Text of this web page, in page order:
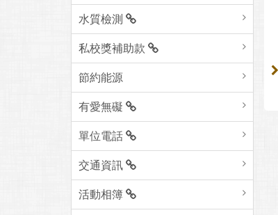
水質檢測
私校獎補助款
節約能源
有愛無礙
單位電話
交通資訊
活動相簿